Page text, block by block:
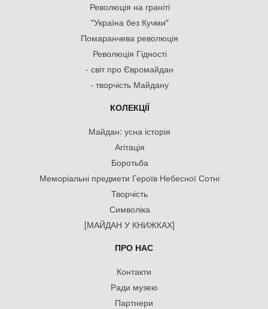
Революція на граніті
"Україна без Кучми"
Помаранчева революція
Революція Гідності
- світ про Євромайдан
- творчість Майдану
КОЛЕКЦІЇ
Майдан: усна історія
Агітація
Боротьба
Меморіальні предмети Героїв Небесної Сотні
Творчість
Символіка
[МАЙДАН У КНИЖКАХ]
ПРО НАС
Контакти
Ради музею
Партнери